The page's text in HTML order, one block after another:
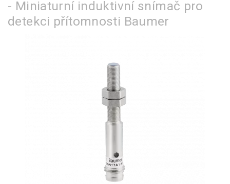
- Miniaturní induktivní snímač pro
detekci přítomnosti Baumer